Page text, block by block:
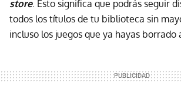
store. Esto significa que podrás seguir
todos los títulos de tu biblioteca sin
incluso los juegos que ya hayas